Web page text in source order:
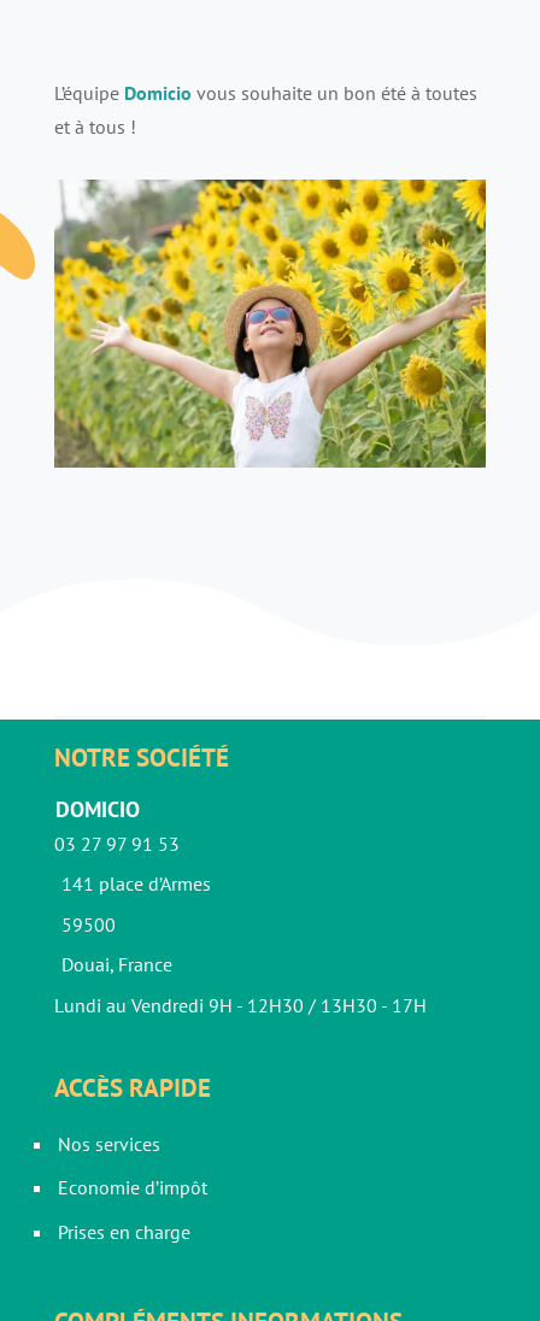
L’équipe Domicio vous souhaite un bon été à toutes
et à tous !
NOTRE SOCIÉTÉ
DOMICIO
03 27 97 91 53
141 place d’Armes
59500
Douai, France
Lundi au Vendredi 9H - 12H30 / 13H30 - 17H
ACCÈS RAPIDE
Nos services
Economie d’impôt
Prises en charge